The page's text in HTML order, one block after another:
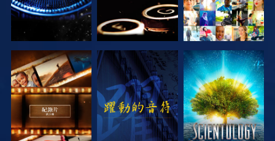
探索系列節目 觀看 探索系列節目